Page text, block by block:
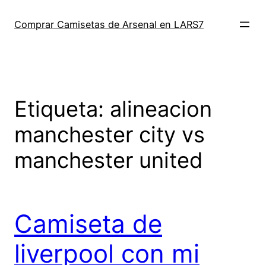
Comprar Camisetas de Arsenal en LARS7
Etiqueta: alineacion
manchester city vs
manchester united
Camiseta de
liverpool con mi